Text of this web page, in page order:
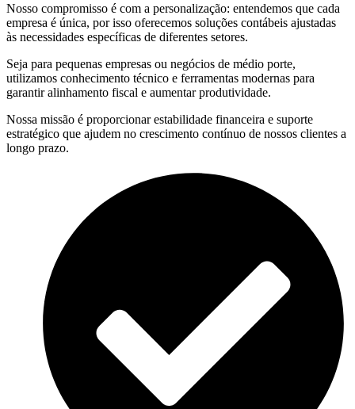
Nosso compromisso é com a personalização: entendemos que cada
empresa é única, por isso oferecemos soluções contábeis ajustadas
às necessidades específicas de diferentes setores.
Seja para pequenas empresas ou negócios de médio porte,
utilizamos conhecimento técnico e ferramentas modernas para
garantir alinhamento fiscal e aumentar produtividade.
Nossa missão é proporcionar estabilidade financeira e suporte
estratégico que ajudem no crescimento contínuo de nossos clientes a
longo prazo.